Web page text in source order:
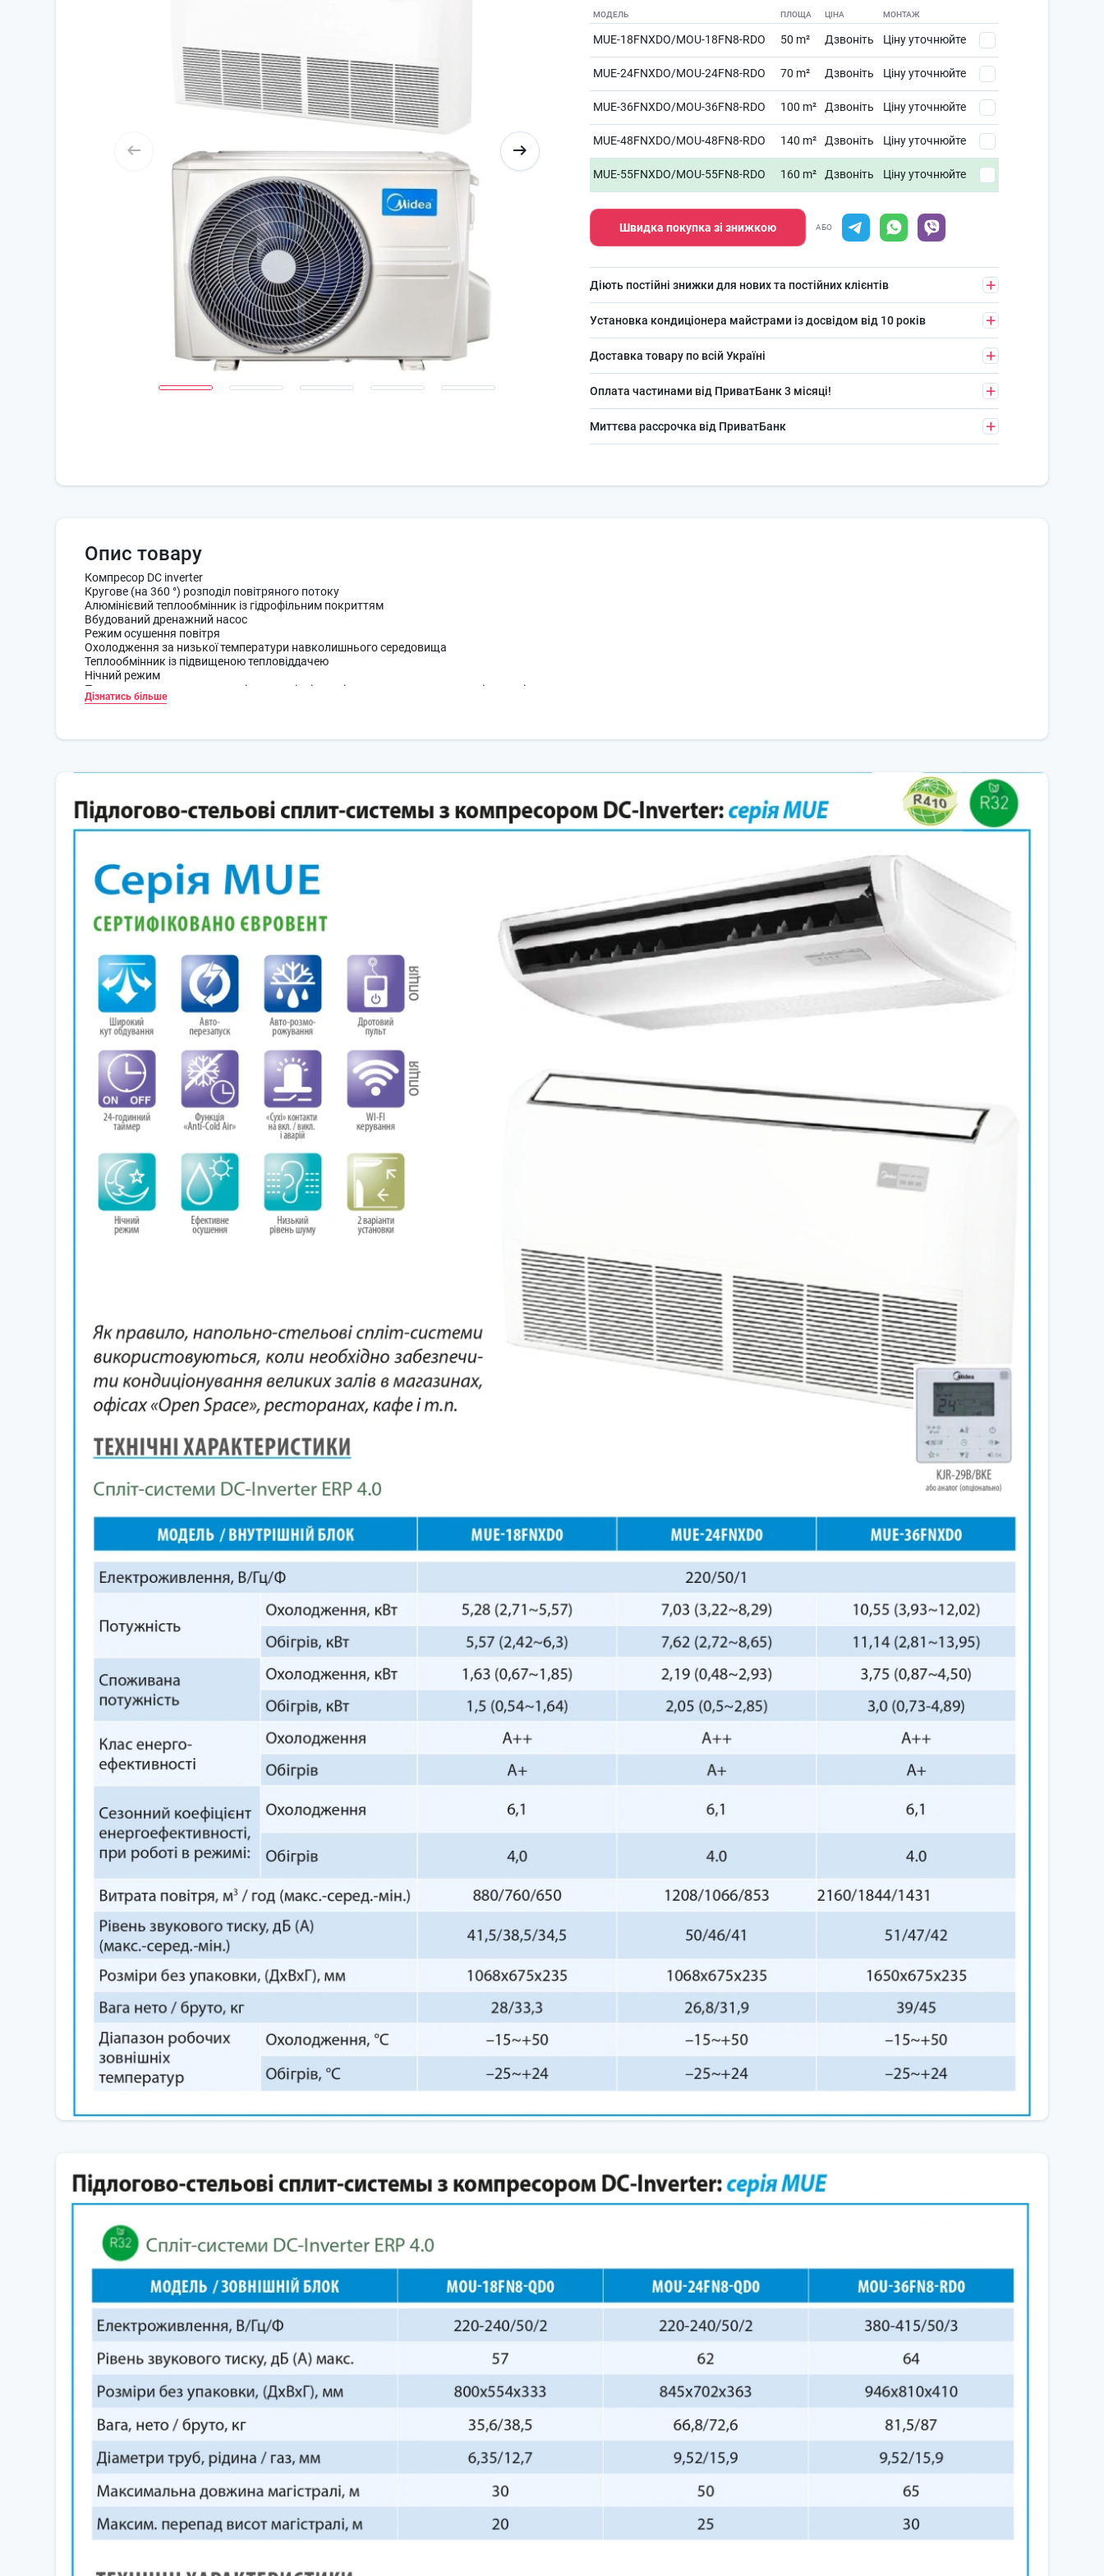
МОДЕЛЬ ПЛОЩА ЦІНА МОНТАЖ
MUE-18FNXDO/MOU-18FN8-RDO 50 m² Дзвоніть Ціну уточнюйте
MUE-24FNXDO/MOU-24FN8-RDO 70 m² Дзвоніть Ціну уточнюйте
MUE-36FNXDO/MOU-36FN8-RDO 100 m² Дзвоніть Ціну уточнюйте
MUE-48FNXDO/MOU-48FN8-RDO 140 m² Дзвоніть Ціну уточнюйте
MUE-55FNXDO/MOU-55FN8-RDO 160 m² Дзвоніть Ціну уточнюйте
Швидка покупка зі знижкою АБО
Діють постійні знижки для нових та постійних клієнтів
Установка кондиціонера майстрами із досвідом від 10 років
Доставка товару по всій Україні
Оплата частинами від ПриватБанк 3 місяці!
Миттєва рассрочка від ПриватБанк
Опис товару
Компресор DC inverter
Кругове (на 360 °) розподіл повітряного потоку
Алюмінієвий теплообмінник із гідрофільним покриттям
Вбудований дренажний насос
Режим осушення повітря
Охолодження за низької температури навколишнього середовища
Теплообмінник із підвищеною тепловіддачею
Нічний режим
Перенаправлення потоку повітря в сусідні приміщення за допомогою повітроводів
Технологія 180-градусного інверторного перетворення
Дізнатись більше